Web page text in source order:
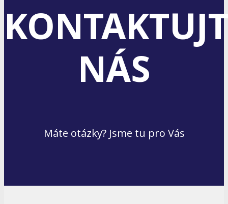
NÁS
Máte otázky? Jsme tu pro Vás